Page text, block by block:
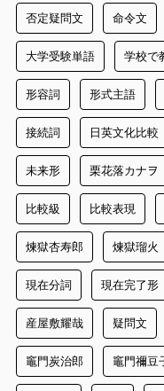
否定疑問文 命令文
大学受験単語 学校で
形容詞 形式主語
接続詞 日英文化比較
未来形 栗花落カナヲ
比較級 比較表現
煉獄杏寿郎 煉獄瑠火
現在分詞 現在完了形
産屋敷耀哉 疑問文
竈門炭治郎 竈門禰豆